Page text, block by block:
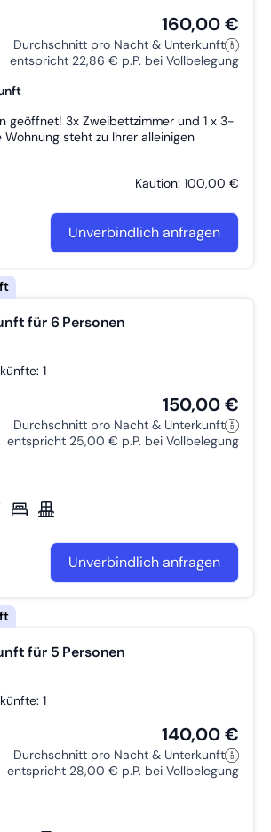
160,00 €
Durchschnitt pro Nacht & Unterkunft
entspricht 22,86 € p.P. bei Vollbelegung
geöffnet! 3x Zweibettzimmer und 1 x 3-
Wohnung steht zu Ihrer alleinigen
Kaution: 100,00 €
Unverbindlich anfragen
für 6 Personen
1
150,00 €
Durchschnitt pro Nacht & Unterkunft
entspricht 25,00 € p.P. bei Vollbelegung
Unverbindlich anfragen
für 5 Personen
1
140,00 €
Durchschnitt pro Nacht & Unterkunft
entspricht 28,00 € p.P. bei Vollbelegung